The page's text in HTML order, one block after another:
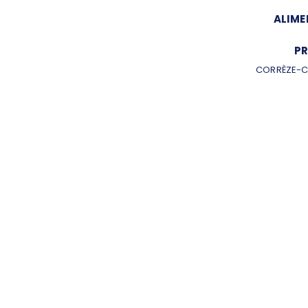
CORRÈZE-